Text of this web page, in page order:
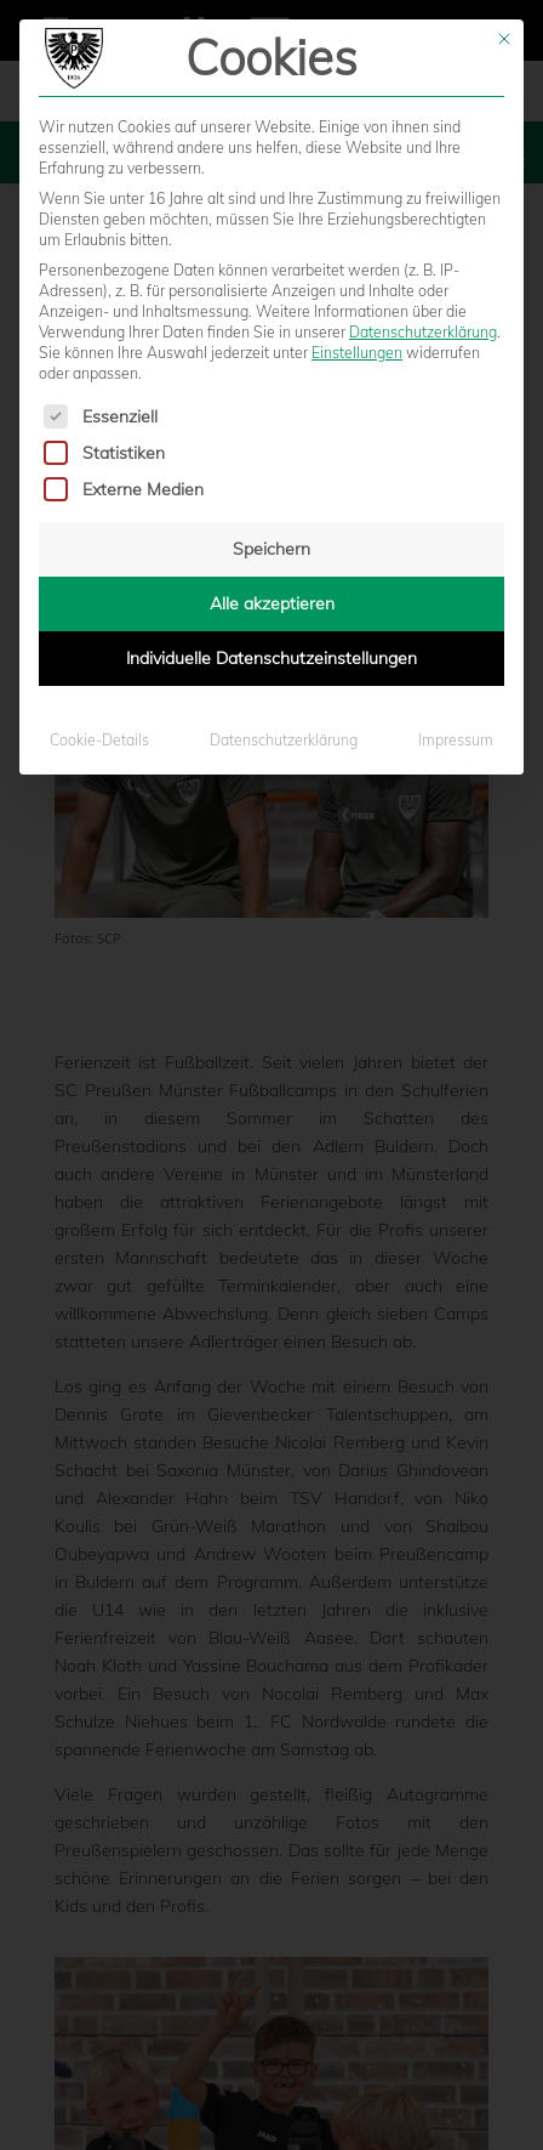
MENU
PROFIS SORGEN FÜR VIELE STRAHLENDE
vonMarcel Weskamp|03.08.2022 - 16:57
Fotos: SCP
Ferienzeit ist Fußballzeit. Seit vielen Jahren bietet der
SC Preußen Münster Fußballcamps in den Schulferien
an, in diesem Sommer im Schatten des
Preußenstadions und bei den Adlern Buldern. Doch
auch andere Vereine in Münster und im Münsterland
haben die attraktiven Ferienangebote längst mit
großem Erfolg für sich entdeckt. Für die Profis unserer
ersten Mannschaft bedeutete das in dieser Woche
zwar gut gefüllte Terminkalender, aber auch eine
willkommene Abwechslung. Denn gleich sieben Camps
statteten unsere Adlerträger einen Besuch ab.
Los ging es Anfang der Woche mit einem Besuch von
Dennis Grote im Gievenbecker Talentschuppen, am
Mittwoch standen Besuche Nicolai Remberg und Kevin
Schacht bei Saxonia Münster, von Darius Ghindovean
und Alexander Hahn beim TSV Handorf, von Niko
Koulis bei Grün-Weiß Marathon und von Shaibou
Oubeyapwa und Andrew Wooten beim Preußencamp
in Buldern auf dem Programm. Außerdem unterstütze
die U14 wie in den letzten Jahren die inklusive
Ferienfreizeit von Blau-Weiß Aasee. Dort schauten
Noah Kloth und Yassine Bouchama aus dem Profikader
vorbei. Ein Besuch von Nocolai Remberg und Max
Schulze Niehues beim 1,. FC Nordwalde rundete die
spannende Ferienwoche am Samstag ab.
Viele Fragen wurden gestellt, fleißig Autogramme
geschrieben und unzählige Fotos mit den
Preußenspielern geschossen. Das sollte für jede Menge
schöne Erinnerungen an die Ferien sorgen – bei den
Kids und den Profis.
Mit
Cookies
Wir nutzen Cookies auf unserer Website. Einige von ihnen sind
essenziell, während andere uns helfen, diese Website und Ihre
Erfahrung zu verbessern.
Wenn Sie unter 16 Jahre alt sind und Ihre Zustimmung zu freiwilligen
Diensten geben möchten, müssen Sie Ihre Erziehungsberechtigten
um Erlaubnis bitten.
Personenbezogene Daten können verarbeitet werden (z. B. IP-
Adressen), z. B. für personalisierte Anzeigen und Inhalte oder
Anzeigen- und Inhaltsmessung. Weitere Informationen über die
Verwendung Ihrer Daten finden Sie in unserer Datenschutzerklärung.
Sie können Ihre Auswahl jederzeit unter Einstellungen widerrufen
oder anpassen.
Es folgt eine Liste der Service-Gruppen, für die eine
Essenziell
Statistiken
Externe Medien
Speichern
Alle akzeptieren
Individuelle Datenschutzeinstellungen
Cookie-Details Datenschutzerklärung Impressum